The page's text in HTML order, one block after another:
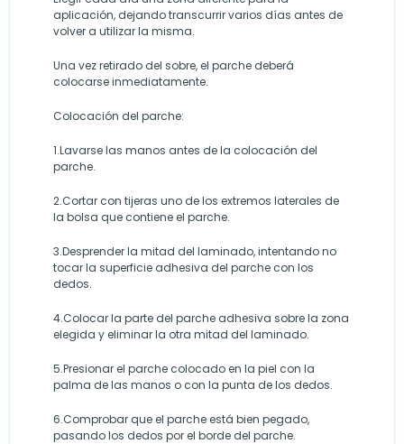
aplicación, dejando transcurrir varios días antes de
volver a utilizar la misma.
Una vez retirado del sobre, el parche deberá
colocarse inmediatamente.
Colocación del parche:
1.Lavarse las manos antes de la colocación del
parche.
2.Cortar con tijeras uno de los extremos laterales de
la bolsa que contiene el parche.
3.Desprender la mitad del laminado, intentando no
tocar la superficie adhesiva del parche con los
dedos.
4.Colocar la parte del parche adhesiva sobre la zona
elegida y eliminar la otra mitad del laminado.
5.Presionar el parche colocado en la piel con la
palma de las manos o con la punta de los dedos.
6.Comprobar que el parche está bien pegado,
pasando los dedos por el borde del parche.